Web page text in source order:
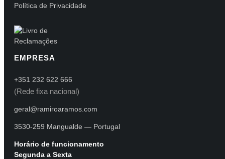
Política de Privacidade
EMPRESA
+351 232 622 666
(Rede fixa nacional)
geral@ramiroaramos.com
3530-259 Mangualde — Portugal
Horário de funcionamento
Segunda a Sexta